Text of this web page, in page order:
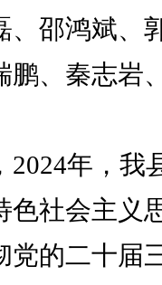
、邵鸿斌、
鹏、秦志岩
年，我
色社会主义
党的二十届